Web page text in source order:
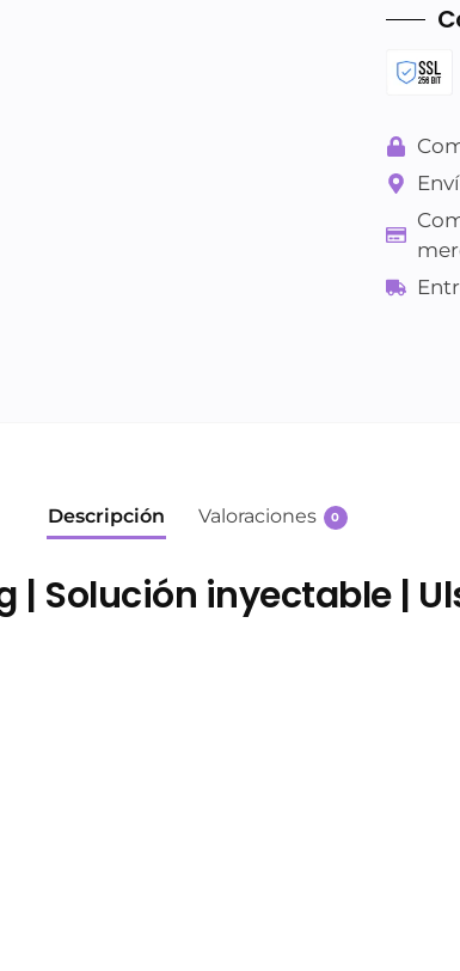
Descripción Valoraciones 0
| Solución inyectable |